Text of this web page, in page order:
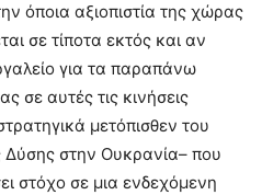
όποια αξιοπιστία της χώρας
σε τίποτα εκτός και αν
για τα παραπάνω
σε αυτές τις κινήσεις
μετόπισθεν του
Δύσης στην Ουκρανία– που
στόχο σε μια ενδεχόμενη